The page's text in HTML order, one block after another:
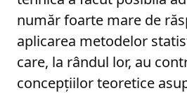
număr foarte mare de
aplicarea metodelor
care, la rândul lor, au
concepțiilor teoretice